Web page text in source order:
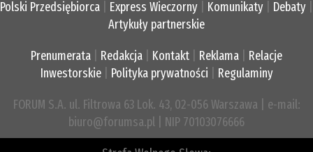
Polski Przedsiębiorca Express Wieczorny Komunikaty Debaty
Artykuły partnerskie
Prenumerata Redakcja Kontakt Reklama
Relacje
Inwestorskie| Polityka prywatności Regulaminy
FORUM S.A. ul. Filtrowa 63 Lok. 43, 02-056 Warszawa | e-mail:
biuro@forumsa.pl | NIP 70103076666